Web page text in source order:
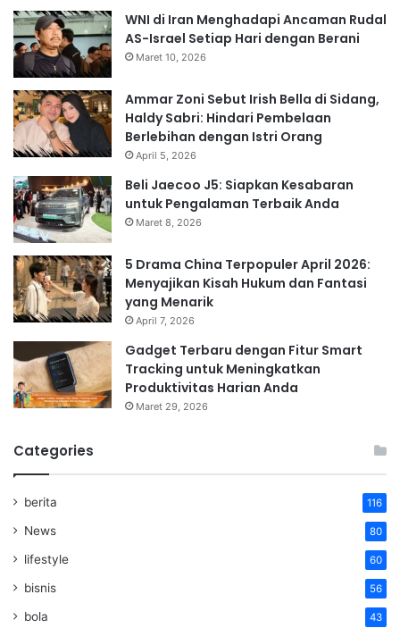
WNI di Iran Menghadapi Ancaman Rudal
AS-Israel Setiap Hari dengan Berani
Maret 10, 2026
Ammar Zoni Sebut Irish Bella di Sidang,
Haldy Sabri: Hindari Pembelaan
Berlebihan dengan Istri Orang
April 5, 2026
Beli Jaecoo J5: Siapkan Kesabaran
untuk Pengalaman Terbaik Anda
Maret 8, 2026
5 Drama China Terpopuler April 2026:
Menyajikan Kisah Hukum dan Fantasi
yang Menarik
April 7, 2026
Gadget Terbaru dengan Fitur Smart
Tracking untuk Meningkatkan
Produktivitas Harian Anda
Maret 29, 2026
Categories
berita 116
News 80
lifestyle 60
bisnis 56
bola 43